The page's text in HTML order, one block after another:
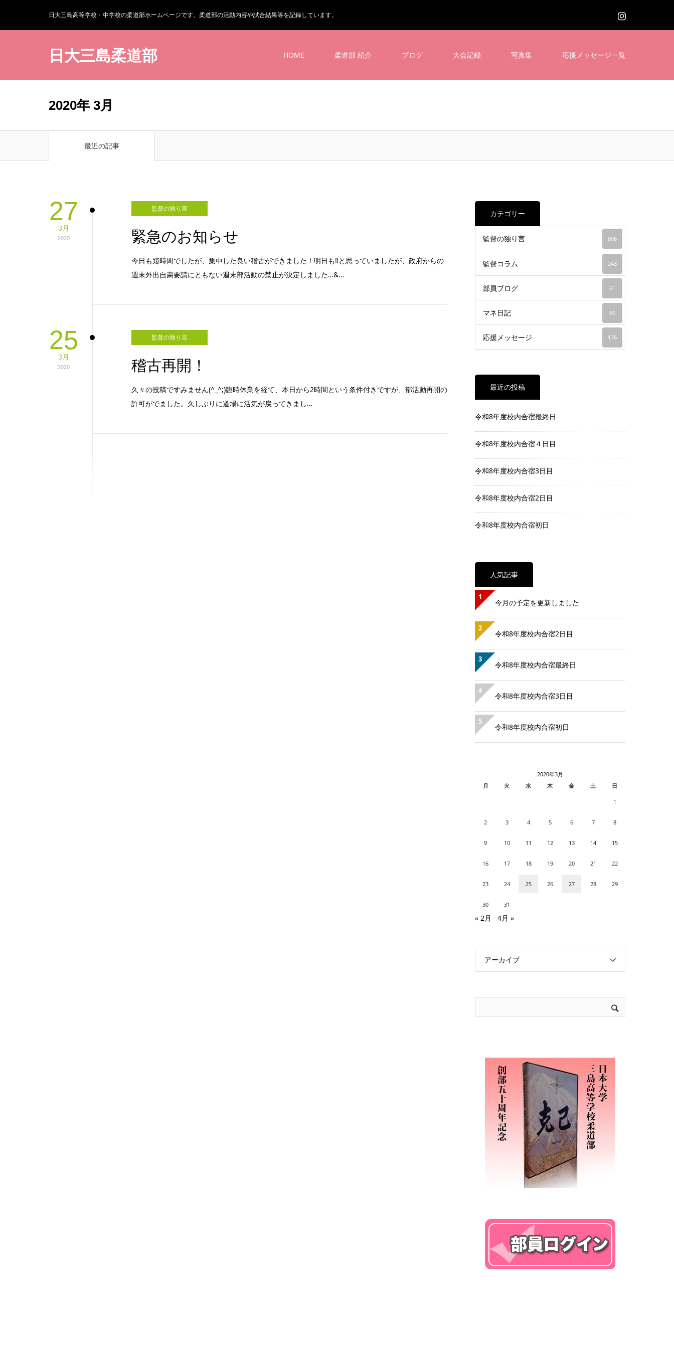
日大三島高等学校・中学校の柔道部ホームページです。柔道部の活動内容や試合結果等を記録しています。
日大三島柔道部 HOME 柔道部 紹介 ブログ 大会記録 写真集 応援メッセージ一覧
2020年 3月
最近の記事
27
3月
2020
監督の独り言
緊急のお知らせ
今日も短時間でしたが、集中した良い稽古ができました！明日も‼︎と思っていましたが、政府からの
週末外出自粛要請にともない週末部活動の禁止が決定しました…&…
25
3月
2020
監督の独り言
稽古再開！
久々の投稿ですみません(^_^;)臨時休業を経て、本日から2時間という条件付きですが、部活動再開の
許可がでました。久しぶりに道場に活気が戻ってきまし…
カテゴリー
監督の独り言 806
監督コラム 243
部員ブログ 61
マネ日記 60
応援メッセージ 176
最近の投稿
令和8年度校内合宿最終日
令和8年度校内合宿４日目
令和8年度校内合宿3日目
令和8年度校内合宿2日目
令和8年度校内合宿初日
人気記事
1
今月の予定を更新しました
2
令和8年度校内合宿2日目
3
令和8年度校内合宿最終日
4
令和8年度校内合宿3日目
5
令和8年度校内合宿初日
2020年3月
月
火 水 木 金 土 日
1
2 3 4 5 6 7 8
9 10 11 12 13 14 15
16 17 18 19 20 21 22
23 24 25 26 27 28 29
30 31
« 2月 4月 »
アーカイブ